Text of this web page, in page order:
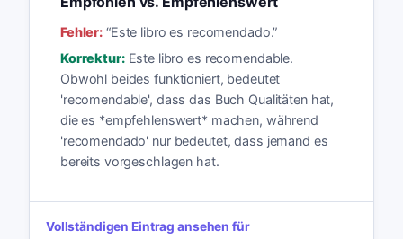
Fehler: “Este libro es recomendado.”
Korrektur: Este libro es recomendable.
Obwohl beides funktioniert, bedeutet
'recomendable', dass das Buch Qualitäten hat,
die es *empfehlenswert* machen, während
'recomendado' nur bedeutet, dass jemand es
bereits vorgeschlagen hat.
Vollständigen Eintrag ansehen für